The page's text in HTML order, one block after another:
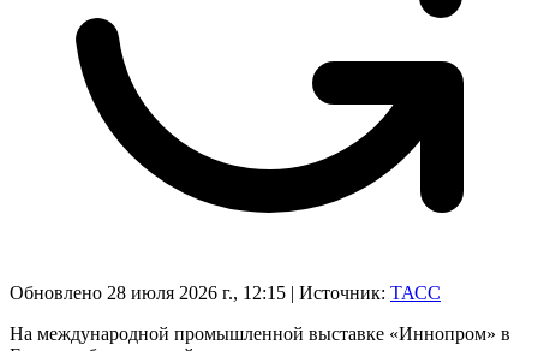
Обновлено 28 июля 2026 г., 12:15 | Источник: ТАСС
На международной промышленной выставке «Иннопром» в